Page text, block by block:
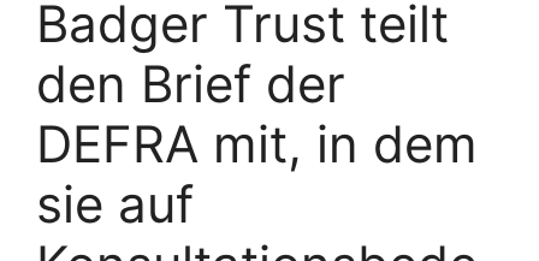
Badger Trust teilt
den Brief der
DEFRA mit, in dem
sie auf